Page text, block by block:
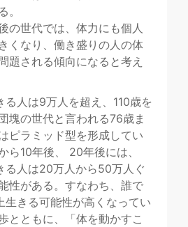
。
の世代では、体力にも個人
くなり、働き盛りの人の体
題される傾向になると考え
る人は9万人を超え、110歳を
塊の世代と言われる76歳ま
ピラミッド型を形成してい
ら10年後、 20年後には、
る人は20万人から50万人ぐ
性がある。すなわち、誰で
生きる可能性が高くなってい
とともに、「体を動かすこ